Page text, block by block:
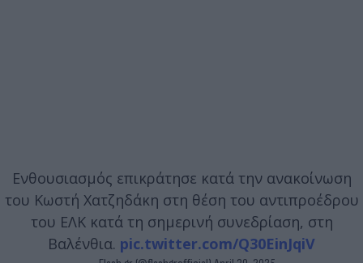
Ενθουσιασμός επικράτησε κατά την ανακοίνωση
του Κωστή Χατζηδάκη στη θέση του αντιπροέδρου
του ΕΛΚ κατά τη σημερινή συνεδρίαση, στη
Βαλένθια. pic.twitter.com/Q30EinJqiV